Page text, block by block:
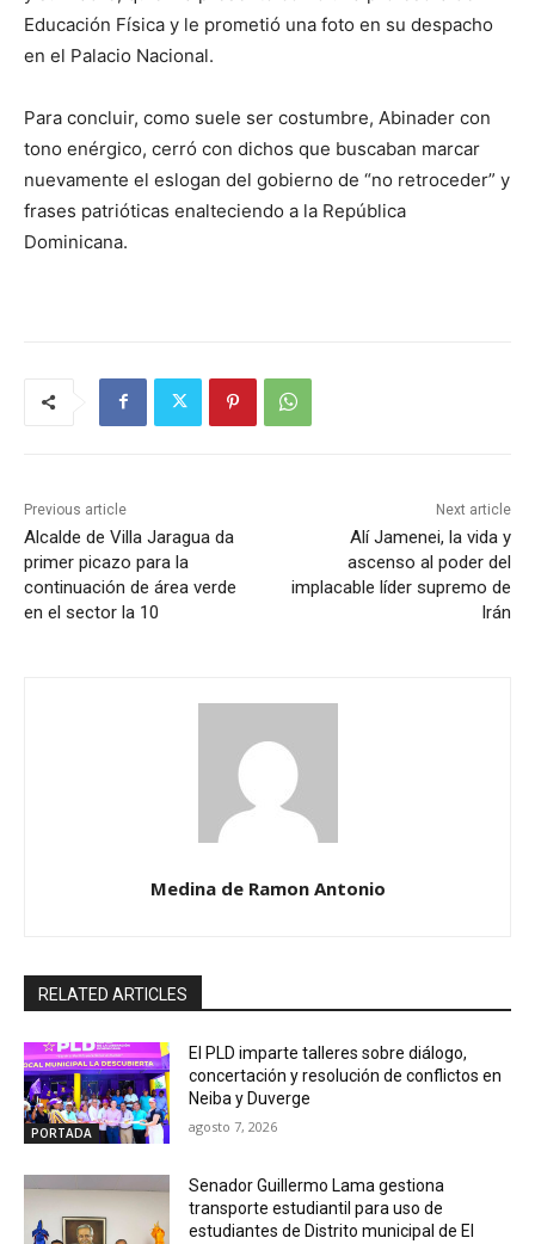
Educación Física y le prometió una foto en su despacho
en el Palacio Nacional.
Para concluir, como suele ser costumbre, Abinader con
tono enérgico, cerró con dichos que buscaban marcar
nuevamente el eslogan del gobierno de “no retroceder” y
frases patrióticas enalteciendo a la República
Dominicana.
Previous article
Alcalde de Villa Jaragua da
primer picazo para la
continuación de área verde
en el sector la 10
Next article
Alí Jamenei, la vida y
ascenso al poder del
implacable líder supremo de
Irán
Medina de Ramon Antonio
RELATED ARTICLES
PORTADA
El PLD imparte talleres sobre diálogo,
concertación y resolución de conflictos en
Neiba y Duverge
agosto 7, 2026
Senador Guillermo Lama gestiona
transporte estudiantil para uso de
estudiantes de Distrito municipal de El